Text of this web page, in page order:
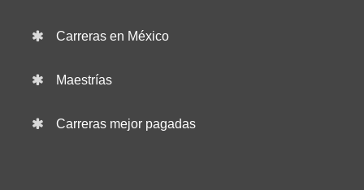
Carreras en México
Maestrías
Carreras mejor pagadas